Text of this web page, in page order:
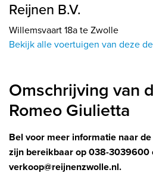
Reijnen B.V.
Willemsvaart 18a te Zwolle
Bekijk alle voertuigen van deze
Omschrijving van
Romeo Giulietta
Bel voor meer informatie naar
zijn bereikbaar op 038-3039600
verkoop@reijnenzwolle.nl.